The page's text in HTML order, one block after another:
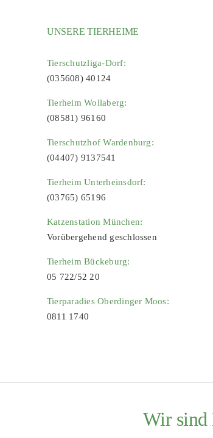
UNSERE TIERHEIME
Tierschutzliga-Dorf:
(035608) 40124
Tierheim Wollaberg:
(08581) 96160
Tierschutzhof Wardenburg:
(04407) 9137541
Tierheim Unterheinsdorf:
(03765) 65196
Katzenstation München:
Vorübergehend geschlossen
Tierheim Bückeburg:
05 722/52 20
Tierparadies Oberdinger Moos:
0811 1740
Wir